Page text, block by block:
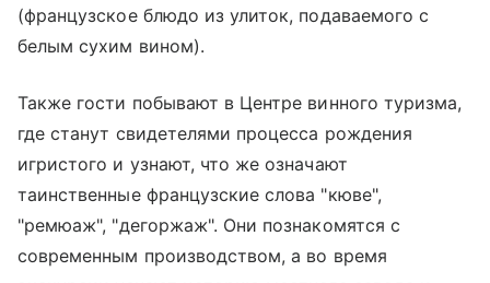
(французское блюдо из улиток, подаваемого с
белым сухим вином).
Также гости побывают в Центре винного туризма,
где станут свидетелями процесса рождения
игристого и узнают, что же означают
таинственные французские слова "кюве",
"ремюаж", "дегоржаж". Они познакомятся с
современным производством, а во время